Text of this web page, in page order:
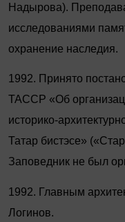
Надырова).
исследованиями
охранение наследия.
1992. Принято
ТАССР «Об
историко-
Татар бистэсе»
Заповедник не был
1992. Главным
Логинов.